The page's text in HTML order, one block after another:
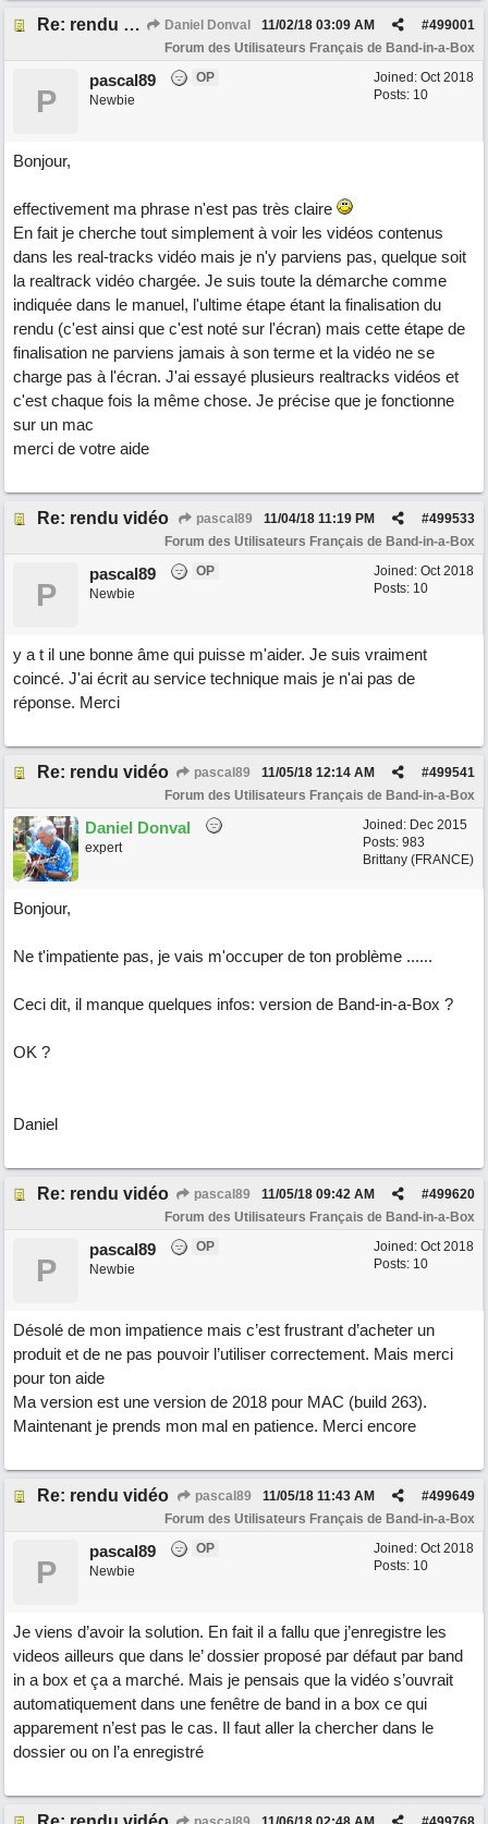
Re: rendu vidéo Daniel Donval #499001
11/02/18 03:09 AM
Forum des Utilisateurs Français de Band-in-a-Box
Joined: Oct 2018
Posts: 10
P
pascal89
OP
Newbie
Bonjour,
effectivement ma phrase n'est pas très claire
En fait je cherche tout simplement à voir les vidéos contenus
dans les real-tracks vidéo mais je n'y parviens pas, quelque soit
la realtrack vidéo chargée. Je suis toute la démarche comme
indiquée dans le manuel, l'ultime étape étant la finalisation du
rendu (c'est ainsi que c'est noté sur l'écran) mais cette étape de
finalisation ne parviens jamais à son terme et la vidéo ne se
charge pas à l'écran. J'ai essayé plusieurs realtracks vidéos et
c'est chaque fois la même chose. Je précise que je fonctionne
sur un mac
merci de votre aide
Re: rendu vidéo pascal89 #499533
11/04/18 11:19 PM
Forum des Utilisateurs Français de Band-in-a-Box
Joined: Oct 2018
Posts: 10
P
pascal89
OP
Newbie
y a t il une bonne âme qui puisse m'aider. Je suis vraiment
coincé. J'ai écrit au service technique mais je n'ai pas de
réponse. Merci
Re: rendu vidéo pascal89 #499541
11/05/18 12:14 AM
Forum des Utilisateurs Français de Band-in-a-Box
Joined: Dec 2015
Posts: 983
Brittany (FRANCE)
Daniel Donval
expert
Bonjour,
Ne t'impatiente pas, je vais m'occuper de ton problème ......
Ceci dit, il manque quelques infos: version de Band-in-a-Box ?
OK ?
Daniel
Re: rendu vidéo pascal89 #499620
11/05/18 09:42 AM
Forum des Utilisateurs Français de Band-in-a-Box
Joined: Oct 2018
Posts: 10
P
pascal89
OP
Newbie
Désolé de mon impatience mais c’est frustrant d’acheter un
produit et de ne pas pouvoir l’utiliser correctement. Mais merci
pour ton aide
Ma version est une version de 2018 pour MAC (build 263).
Maintenant je prends mon mal en patience. Merci encore
Re: rendu vidéo pascal89 #499649
11/05/18 11:43 AM
Forum des Utilisateurs Français de Band-in-a-Box
Joined: Oct 2018
Posts: 10
P
pascal89
OP
Newbie
Je viens d’avoir la solution. En fait il a fallu que j’enregistre les
videos ailleurs que dans le’ dossier proposé par défaut par band
in a box et ça a marché. Mais je pensais que la vidéo s’ouvrait
automatiquement dans une fenêtre de band in a box ce qui
apparement n’est pas le cas. Il faut aller la chercher dans le
dossier ou on l’a enregistré